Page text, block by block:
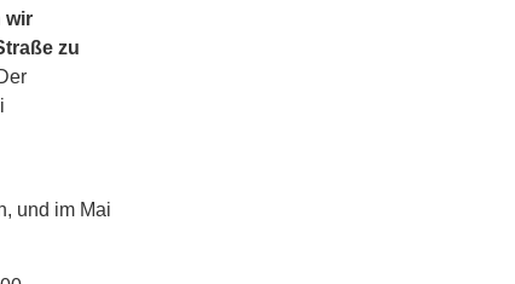
wir
zu
und im Mai